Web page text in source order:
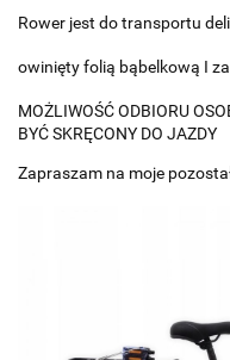
Rower jest do transportu
owinięty folią bąbelkową I
MOŻLIWOŚĆ ODBIORU
BYĆ SKRĘCONY DO JAZDY
Zapraszam na moje